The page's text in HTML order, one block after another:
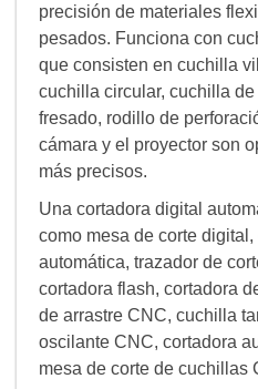
precisión de materiales
pesados. Funciona con
que consisten en cuchilla
cuchilla circular, cuchilla
fresado, rodillo de
cámara y el proyector son
más precisos.
Una cortadora digital
como mesa de corte
automática, trazador de
cortadora flash, cortadora
de arrastre CNC, cuchilla
oscilante CNC, cortadora
mesa de corte de cuchillas